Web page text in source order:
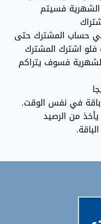
الشهرية فسيتم
حساب المشترك حتى
فلو اشترك المشترك
فسوف يتراكم
في نفس الوقت.
من الرصيد